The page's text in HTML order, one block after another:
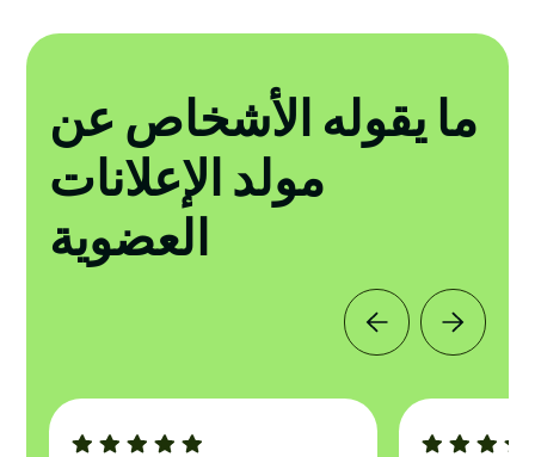
ما يقوله الأشخاص عن
مولد الإعلانات
العضوية